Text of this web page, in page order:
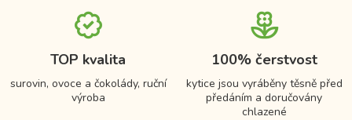
TOP kvalita
surovin, ovoce a čokolády, ruční
výroba
100% čerstvost
kytice jsou vyráběny těsně před
předáním a doručovány
chlazené